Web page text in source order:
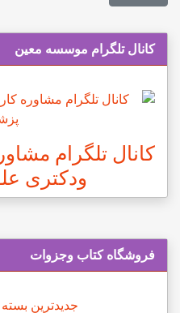
کانال تلگرام موسسه معین
کانال تلگرام
ودکتری
فروشگاه کتاب وجزوات
جدیدترین